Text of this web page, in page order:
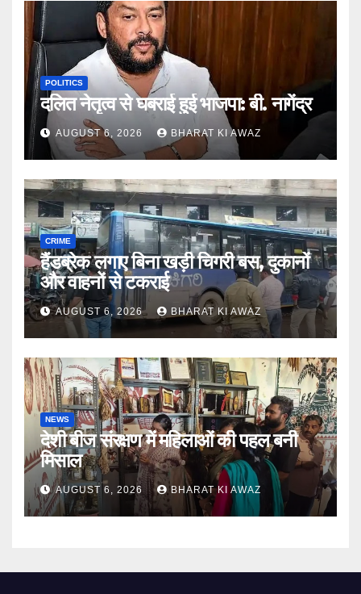
POLITICS
दलित नेतृत्व से घबराई हुई भाजपा: बी. नागेंद्र
AUGUST 6, 2026 BHARAT KI AWAZ
CRIME
हैंडब्रेक लगाए बिना खड़ी चिगरी बस, दुकानों
और वाहनों से टकराई
AUGUST 6, 2026 BHARAT KI AWAZ
NEWS
देशी बीज संरक्षण में महिलाओं की पहल बनी
मिसाल
AUGUST 6, 2026 BHARAT KI AWAZ